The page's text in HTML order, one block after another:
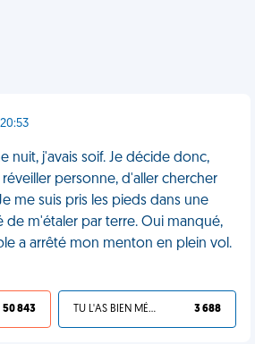
nuit, j'avais soif. Je décide donc,
personne, d'aller chercher
me suis pris les pieds dans une
de m'étaler par terre. Oui manqué,
a arrêté mon menton en plein vol.
50 843 TU L'AS BIEN MÉRITÉ 3 688